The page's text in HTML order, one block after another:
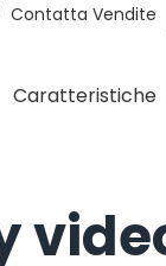
Contatta Vendite
Caratteristiche